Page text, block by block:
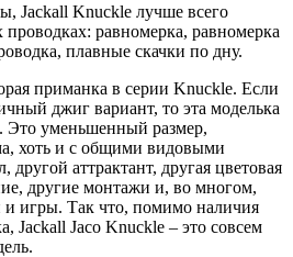
Jackall Knuckle лучше всего
проводках: равномерка, равномерка
плавные скачки по дну.
приманка в серии Knuckle. Если
джиг вариант, то эта моделька
Это уменьшенный размер,
хоть и с общими видовыми
другой аттрактант, другая цветовая
другие монтажи и, во многом,
и игры. Так что, помимо наличия
Jackall Jaco Knuckle – это совсем